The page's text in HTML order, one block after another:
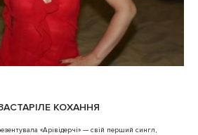
ЗАСТАРІЛЕ КОХАННЯ
«Арівідерчі» — свій перший сингл,